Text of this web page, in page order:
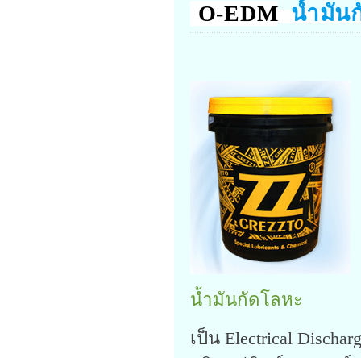
O-EDM น้ำมัน
น้ำมันกัดโลหะ
เป็น Electrical